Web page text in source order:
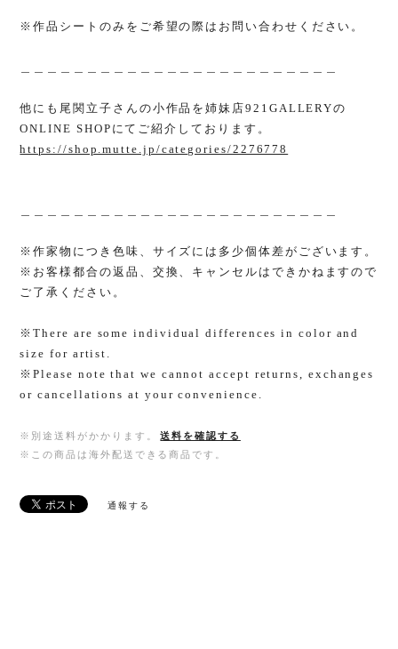
※作品シートのみをご希望の際はお問い合わせください。
他にも尾関立子さんの小作品を姉妹店921GALLERYの
ONLINE SHOPにてご紹介しております。
https://shop.mutte.jp/categories/2276778
※作家物につき色味、サイズには多少個体差がございます。
※お客様都合の返品、交換、キャンセルはできかねますので
ご了承ください。
※There are some individual differences in color and
size for artist.
※Please note that we cannot accept returns, exchanges
or cancellations at your convenience.
※別途送料がかかります。
送料を確認する
※この商品は海外配送できる商品です。
通報する